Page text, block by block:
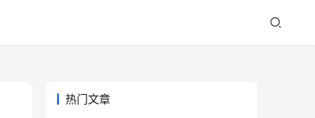
热门文章